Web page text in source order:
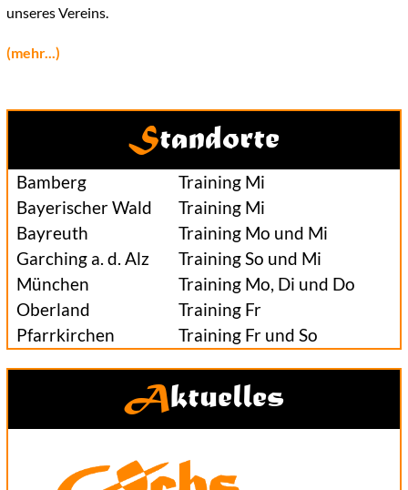
unseres Vereins.
(mehr...)
Standorte
Bamberg
Training Mi
Bayerischer Wald
Training Mi
Bayreuth
Training Mo und Mi
Garching a. d. Alz
Training So und Mi
München
Training Mo, Di und Do
Oberland
Training Fr
Pfarrkirchen
Training Fr und So
Aktuelles